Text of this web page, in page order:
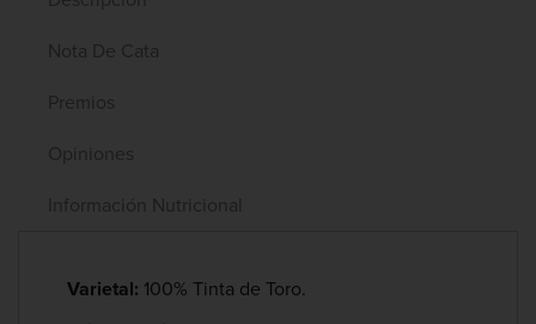
Nota De Cata
Premios
Opiniones
Información Nutricional
Varietal: 100% Tinta de Toro.